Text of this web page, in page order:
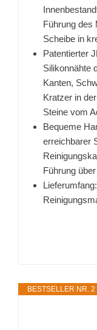
Führung des
Scheibe in
Patentierter
Silikonnähte
Kanten,
Kratzer in
Steine vom
Bequeme
erreichbarer
Führung
BESTSELLER NR. 2